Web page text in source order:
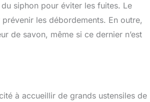
siphon pour éviter les fuites. Le
les débordements. En outre,
de savon, même si ce dernier n’est
à accueillir de grands ustensiles de